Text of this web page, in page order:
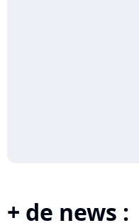
+ de news :